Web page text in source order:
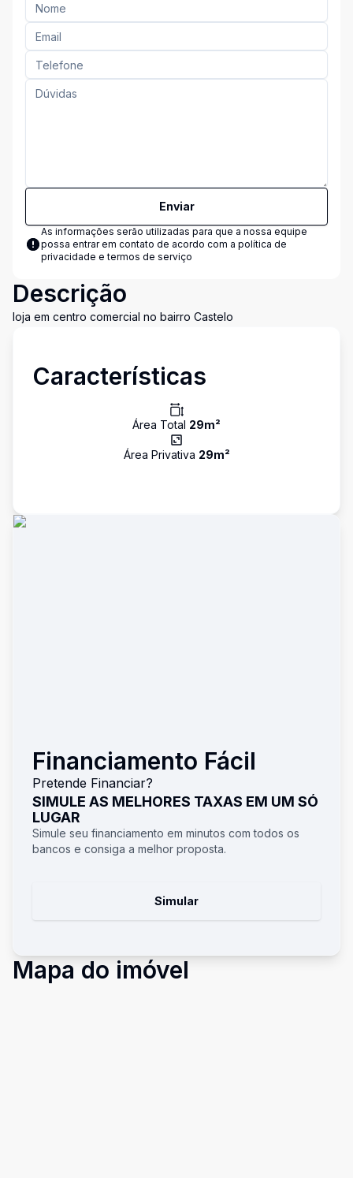
Enviar
As informações serão utilizadas para que a nossa equipe
possa entrar em contato de acordo com a política de
privacidade e termos de serviço
Descrição
loja em centro comercial no bairro Castelo
Características
Área Total 29m²
Área Privativa 29m²
Financiamento Fácil
Pretende Financiar?
SIMULE AS MELHORES TAXAS EM UM SÓ
LUGAR
Simule seu financiamento em minutos com todos os
bancos e consiga a melhor proposta.
Simular
Mapa do imóvel